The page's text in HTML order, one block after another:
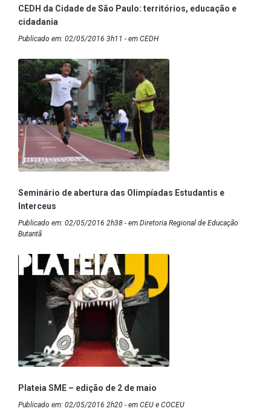
CEDH da Cidade de São Paulo: territórios, educação e
cidadania
Publicado em: 02/05/2016 3h11 - em CEDH
Seminário de abertura das Olimpíadas Estudantis e
Interceus
Publicado em: 02/05/2016 2h38 - em Diretoria Regional de Educação
Butantã
Plateia SME – edição de 2 de maio
Publicado em: 02/05/2016 2h20 - em CEU e COCEU